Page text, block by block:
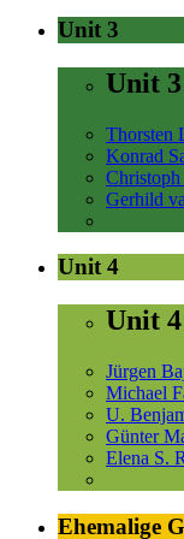
Unit 3
Unit
Thorsten
Konrad
Gerhild
Unit 4
Unit
Jürgen
Michael
U.
Günter
Elena S.
Ehemalige